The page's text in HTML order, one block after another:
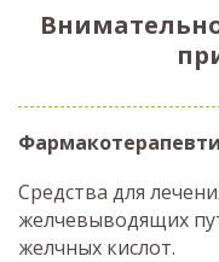
Средства для
желчевыводящих
желчных кислот.